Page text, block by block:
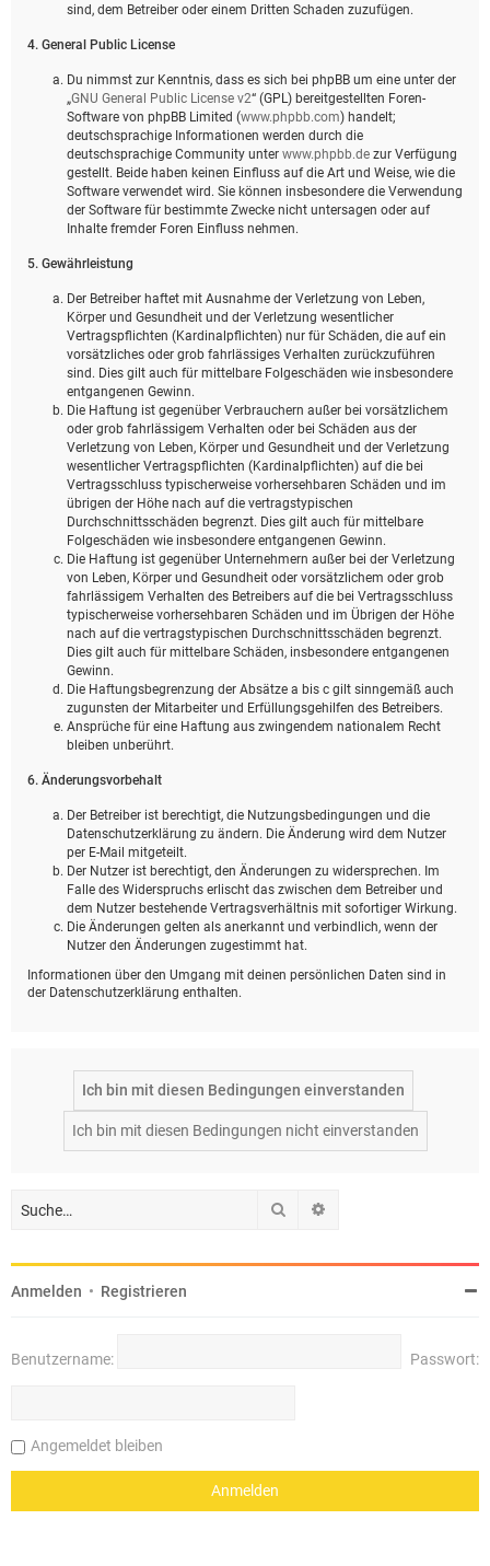
sind, dem Betreiber oder einem Dritten Schaden zuzufügen.
4. General Public License
Du nimmst zur Kenntnis, dass es sich bei phpBB um eine unter der
„GNU General Public License v2“ (GPL) bereitgestellten Foren-
Software von phpBB Limited (www.phpbb.com) handelt;
deutschsprachige Informationen werden durch die
deutschsprachige Community unter www.phpbb.de zur Verfügung
gestellt. Beide haben keinen Einfluss auf die Art und Weise, wie die
Software verwendet wird. Sie können insbesondere die Verwendung
der Software für bestimmte Zwecke nicht untersagen oder auf
Inhalte fremder Foren Einfluss nehmen.
5. Gewährleistung
Der Betreiber haftet mit Ausnahme der Verletzung von Leben,
Körper und Gesundheit und der Verletzung wesentlicher
Vertragspflichten (Kardinalpflichten) nur für Schäden, die auf ein
vorsätzliches oder grob fahrlässiges Verhalten zurückzuführen
sind. Dies gilt auch für mittelbare Folgeschäden wie insbesondere
entgangenen Gewinn.
Die Haftung ist gegenüber Verbrauchern außer bei vorsätzlichem
oder grob fahrlässigem Verhalten oder bei Schäden aus der
Verletzung von Leben, Körper und Gesundheit und der Verletzung
wesentlicher Vertragspflichten (Kardinalpflichten) auf die bei
Vertragsschluss typischerweise vorhersehbaren Schäden und im
übrigen der Höhe nach auf die vertragstypischen
Durchschnittsschäden begrenzt. Dies gilt auch für mittelbare
Folgeschäden wie insbesondere entgangenen Gewinn.
Die Haftung ist gegenüber Unternehmern außer bei der Verletzung
von Leben, Körper und Gesundheit oder vorsätzlichem oder grob
fahrlässigem Verhalten des Betreibers auf die bei Vertragsschluss
typischerweise vorhersehbaren Schäden und im Übrigen der Höhe
nach auf die vertragstypischen Durchschnittsschäden begrenzt.
Dies gilt auch für mittelbare Schäden, insbesondere entgangenen
Gewinn.
Die Haftungsbegrenzung der Absätze a bis c gilt sinngemäß auch
zugunsten der Mitarbeiter und Erfüllungsgehilfen des Betreibers.
Ansprüche für eine Haftung aus zwingendem nationalem Recht
bleiben unberührt.
6. Änderungsvorbehalt
Der Betreiber ist berechtigt, die Nutzungsbedingungen und die
Datenschutzerklärung zu ändern. Die Änderung wird dem Nutzer
per E-Mail mitgeteilt.
Der Nutzer ist berechtigt, den Änderungen zu widersprechen. Im
Falle des Widerspruchs erlischt das zwischen dem Betreiber und
dem Nutzer bestehende Vertragsverhältnis mit sofortiger Wirkung.
Die Änderungen gelten als anerkannt und verbindlich, wenn der
Nutzer den Änderungen zugestimmt hat.
Informationen über den Umgang mit deinen persönlichen Daten sind in
der Datenschutzerklärung enthalten.
Suche
Anmelden • Registrieren
Benutzername: Passwort:
Angemeldet bleiben